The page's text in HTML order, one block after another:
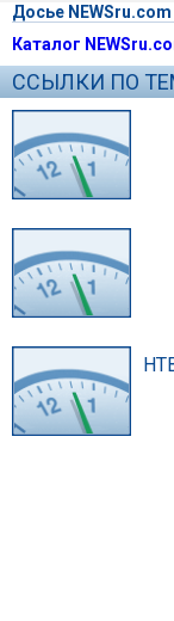
Досье NEWSru.com
Каталог
ССЫЛКИ ПО